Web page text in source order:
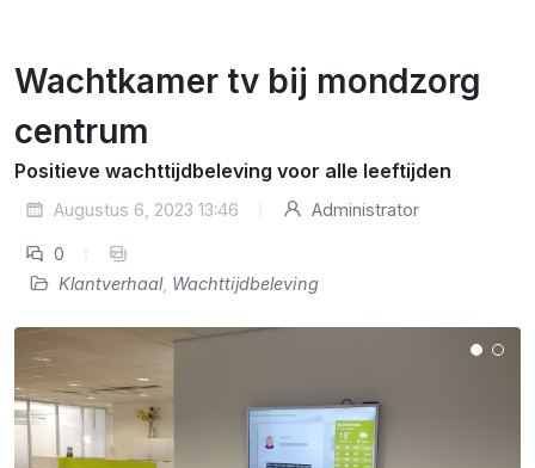
Wachtkamer tv bij mondzorg
centrum
Positieve wachttijdbeleving voor alle leeftijden
Augustus 6, 2023 13:46 Administrator
0
Klantverhaal, Wachttijdbeleving